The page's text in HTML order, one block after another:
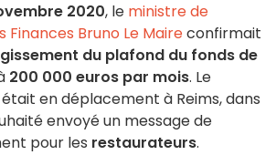
2020, le ministre de
Finances Bruno Le Maireconfirmait
du plafond du fonds de
200 000 euros par mois. Le
en déplacement à Reims, dans
envoyé un message de
pour les restaurateurs.